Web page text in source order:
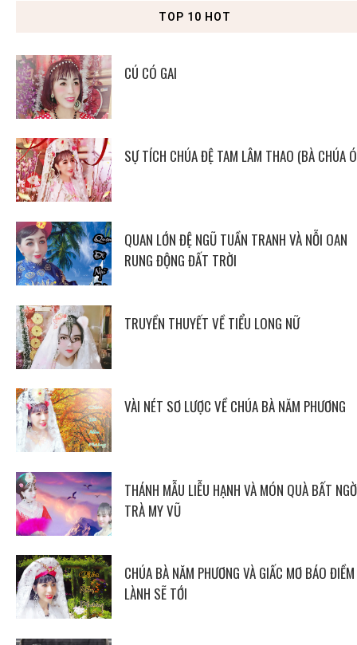
TOP 10 HOT
CÚ CÓ GAI
SỰ TÍCH CHÚA ĐỆ TAM LÂM THAO (BÀ CHÚA
QUAN LỚN ĐỆ NGŨ TUẦN TRANH VÀ NỖI OAN
RUNG ĐỘNG ĐẤT TRỜI
TRUYỀN THUYẾT VỀ TIỂU LONG NỮ
VÀI NÉT SƠ LƯỢC VỀ CHÚA BÀ NĂM PHƯƠNG
THÁNH MẪU LIỄU HẠNH VÀ MÓN QUÀ BẤT
TRÀ MY VŨ
CHÚA BÀ NĂM PHƯƠNG VÀ GIẤC MƠ BÁO ĐIỀM
LÀNH SẼ TỚI